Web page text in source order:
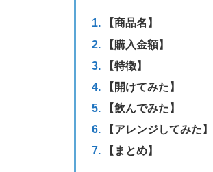
【商品名】
【購入金額】
【特徴】
【開けてみた】
【飲んでみた】
【アレンジしてみた】
【まとめ】